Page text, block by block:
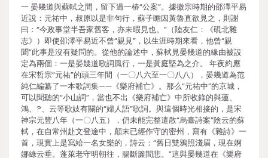
一 晏幾道與蘇軾之間，留下過一樁“公案”。據徽宗時期的邵澤平易
近說：元祐中，叔原以是非句行，蘇子瞻因黃魯直欲見之，則謝
曰：“今政事堂半吾家舊客，亦未暇見也。”（陸友仁：《硯北雜
志》）即使邵澤平易近不曾“親見”，以生涯時期來看，他曾“親
聞”此事是沒有疑問的。從他的論述中，蘇軾見晏幾道的緣由被設
定為兩個：一是晏幾道歌詞風行，一是黃庭堅為之介。 年夜約應
在宋哲宗“元祐”的頭三年間（一〇八六至一〇八八），晏幾道為范
純仁編纂了一本歌詞集——《樂府補亡》。那么“元祐中”的京城，
可以聞聽的“小山詞”，當也不出《樂府補亡》中所收錄的與蓮、
鴻、?、云等歌妓有關的“婦人語”歌詞。與這個時光相接的，是宋
神宗元豐八年（一〇八五），仍未能完整遣散“烏臺詩案”陰云的蘇
軾，在自常州赴文登途中，顛末已經作守的密州，寫有《雜詩》一
首，現實上是寫給一名女樂的，詩云：“舊日雙鴉照淺眉，現在婀
娜綠云垂。蓬萊老守明朝往，腸斷簾間悲。”這與晏幾道在《樂府